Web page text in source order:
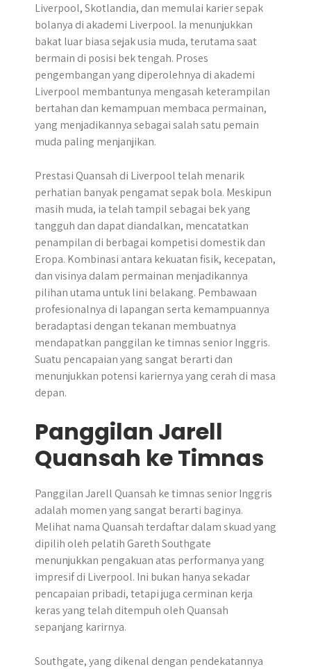
Liverpool, Skotlandia, dan memulai karier sepak
bolanya di akademi Liverpool. Ia menunjukkan
bakat luar biasa sejak usia muda, terutama saat
bermain di posisi bek tengah. Proses
pengembangan yang diperolehnya di akademi
Liverpool membantunya mengasah keterampilan
bertahan dan kemampuan membaca permainan,
yang menjadikannya sebagai salah satu pemain
muda paling menjanjikan.
Prestasi Quansah di Liverpool telah menarik
perhatian banyak pengamat sepak bola. Meskipun
masih muda, ia telah tampil sebagai bek yang
tangguh dan dapat diandalkan, mencatatkan
penampilan di berbagai kompetisi domestik dan
Eropa. Kombinasi antara kekuatan fisik, kecepatan,
dan visinya dalam permainan menjadikannya
pilihan utama untuk lini belakang. ​Pembawaan
profesionalnya di lapangan serta kemampuannya
beradaptasi dengan tekanan membuatnya
mendapatkan panggilan ke timnas senior Inggris.
Suatu pencapaian yang sangat berarti dan
menunjukkan potensi kariernya yang cerah di masa
depan.
Panggilan Jarell
Quansah ke Timnas
Panggilan Jarell Quansah ke timnas senior Inggris
adalah momen yang sangat berarti baginya.
Melihat nama Quansah terdaftar dalam skuad yang
dipilih oleh pelatih Gareth Southgate
menunjukkan pengakuan atas performanya yang
impresif di Liverpool. Ini bukan hanya sekadar
pencapaian pribadi, tetapi juga cerminan kerja
keras yang telah ditempuh oleh Quansah
sepanjang karirnya.
Southgate, yang dikenal dengan pendekatannya